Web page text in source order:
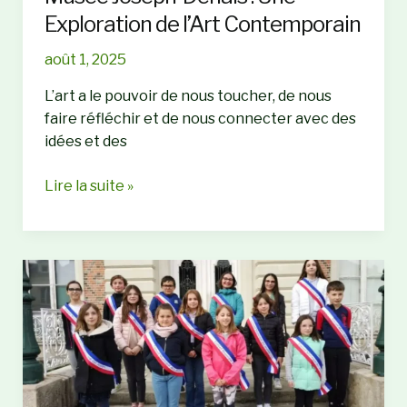
Exploration de l’Art Contemporain
août 1, 2025
L’art a le pouvoir de nous toucher, de nous
faire réfléchir et de nous connecter avec des
idées et des
Exposition
au
Joseph-
Denais
:
Une
Exploration
de
Lire la suite »